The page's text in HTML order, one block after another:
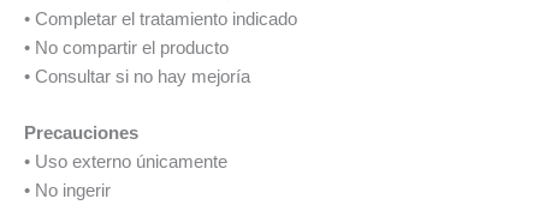
• Completar el tratamiento indicado
• No compartir el producto
• Consultar si no hay mejoría
Precauciones
• Uso externo únicamente
• No ingerir